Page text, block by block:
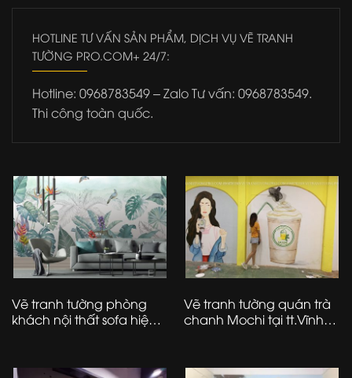
HOTLINE TƯ VẤN SẢN PHẨM, DỊCH VỤ VẼ TRANH
TƯỜNG PRO.COM+ 24/7:
Hotline: 0968783549 – Zalo Tư vấn: 0968783549.
Thi công toàn quốc.
Vẽ tranh tường phòng
khách nội thất sofa hiện
Vẽ tranh tường quán trà
chanh Mochi tại tt.Vĩnh